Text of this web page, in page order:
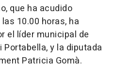
que ha acudido
10.00 horas, ha
el líder municipal de
Portabella, y la diputada
Patricia Gomà.